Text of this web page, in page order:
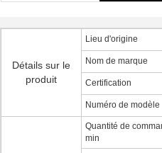
Détails sur le
produit
Lieu d'origine
Nom de marque
Certification
Numéro de modèle
Quantité de
min